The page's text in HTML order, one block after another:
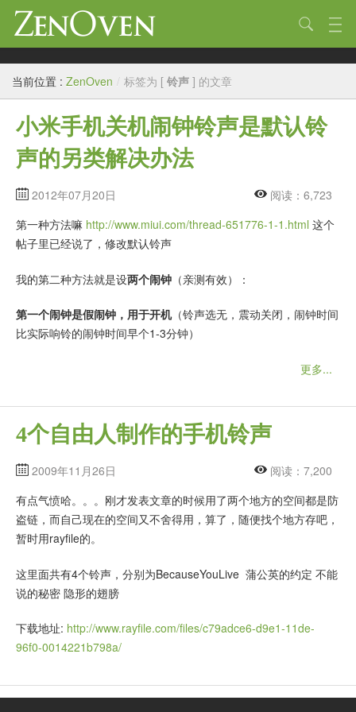
技术
生活
作品
标签
归档
链接
当前位置 : ZenOven / 标签为 [ 铃声 ] 的文章
小米手机关机闹钟铃声是默认铃
声的另类解决办法
2012年07月20日
阅读：6,723
第一种方法嘛 http://www.miui.com/thread-651776-1-1.html 这个
帖子里已经说了，修改默认铃声
我的第二种方法就是设两个闹钟 （亲测有效）：
第一个闹钟是假闹钟，用于开机（铃声选无，震动关闭，闹钟时间
比实际响铃的闹钟时间早个1-3分钟）
更多...
4个自由人制作的手机铃声
2009年11月26日
阅读：7,200
有点气愤哈。。。刚才发表文章的时候用了两个地方的空间都是防
盗链，而自己现在的空间又不舍得用，算了，随便找个地方存吧，
暂时用rayfile的。
这里面共有4个铃声，分别为BecauseYouLive 蒲公英的约定 不能
说的秘密 隐形的翅膀
下载地址: http://www.rayfile.com/files/c79adce6-d9e1-11de-
96f0-0014221b798a/